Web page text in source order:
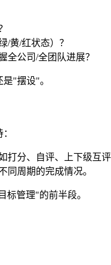
绿/黄/红状态）？
全公司/全团队进展？
"摆设"。
如打分、自评、上下级互
同周期的完成情况。
标管理"的前半段。